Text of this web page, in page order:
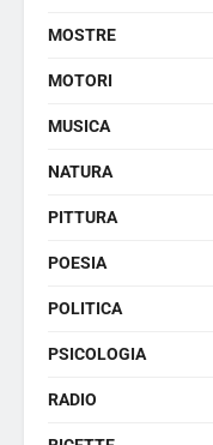
MOSTRE
MOTORI
MUSICA
NATURA
PITTURA
POESIA
POLITICA
PSICOLOGIA
RADIO